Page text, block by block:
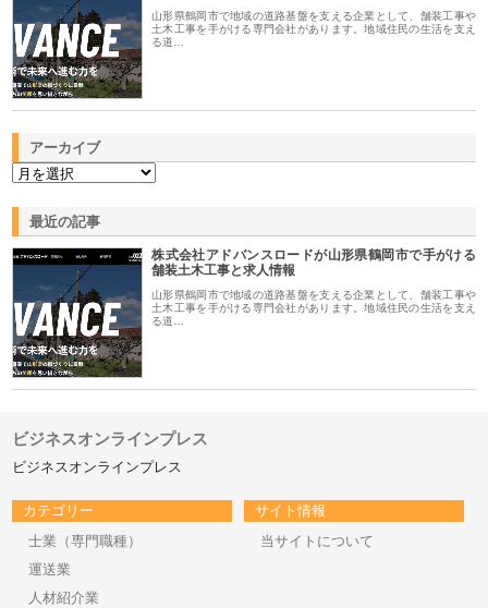
山形県鶴岡市で地域の道路基盤を支える企業として、舗装工事や
土木工事を手がける専門会社があります。地域住民の生活を支え
る道…
アーカイブ
最近の記事
株式会社アドバンスロードが山形県鶴岡市で手がける
舗装土木工事と求人情報
山形県鶴岡市で地域の道路基盤を支える企業として、舗装工事や
土木工事を手がける専門会社があります。地域住民の生活を支え
る道…
ビジネスオンラインプレス
ビジネスオンラインプレス
カテゴリー
士業（専門職種）
運送業
人材紹介業
サイト情報
当サイトについて